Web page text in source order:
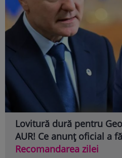
Lovitură dură pentru
AUR! Ce anunț oficial a
Recomandarea zilei